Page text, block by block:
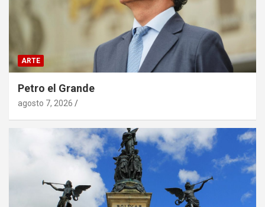
ARTE
Petro el Grande
agosto 7, 2026